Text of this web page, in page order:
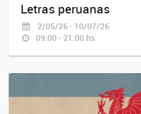
Letras peruanas
2/05/26 - 10/07/26
09:00 - 21:00 hs.